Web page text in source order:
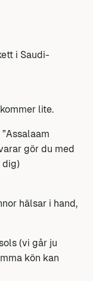
i Saudi-
lite.
gör du med
dig)
hälsar i hand,
(vi går ju
kön kan